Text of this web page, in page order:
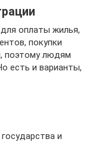
оплаты жилья,
покупки
поэтому людям
есть и варианты,
и